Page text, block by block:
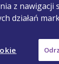
z
działań